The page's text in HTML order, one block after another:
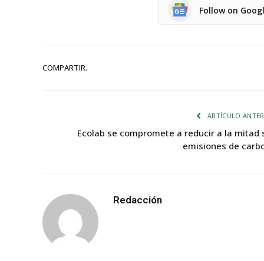
Follow on
COMPARTIR.
ARTÍCULO
Ecolab se compromete a reducir a la mitad
emisiones de
Redacción